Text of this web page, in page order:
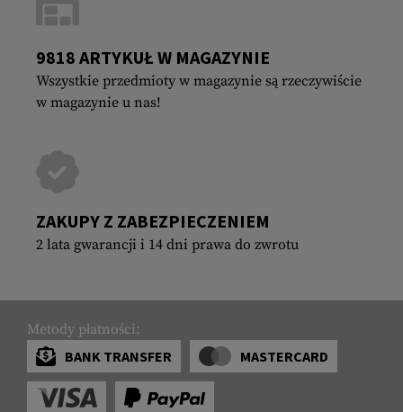
9818 ARTYKUŁ W MAGAZYNIE
Wszystkie przedmioty w magazynie są rzeczywiście
w magazynie u nas!
ZAKUPY Z ZABEZPIECZENIEM
2 lata gwarancji i 14 dni prawa do zwrotu
Metody płatności:
BANK TRANSFER
MASTERCARD